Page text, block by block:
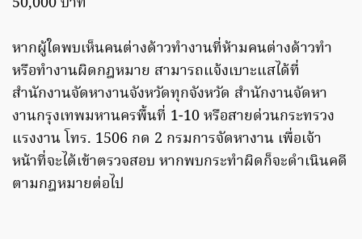
หากผู้ใดพบเห็นคนต่างด้าวทำงานที่ห้ามคนต่างด้าวทำ
หรือทำงานผิดกฎหมาย สามารถแจ้งเบาะแสได้ที่
สำนักงานจัดหางานจังหวัดทุกจังหวัด สำนักงานจัดหา
งานกรุงเทพมหานครพื้นที่ 1-10 หรือสายด่วนกระทรวง
แรงงาน โทร. 1506 กด 2 กรมการจัดหางาน เพื่อเจ้า
หน้าที่จะได้เข้าตรวจสอบ หากพบกระทำผิดก็จะดำเนินคดี
ตามกฎหมายต่อไป